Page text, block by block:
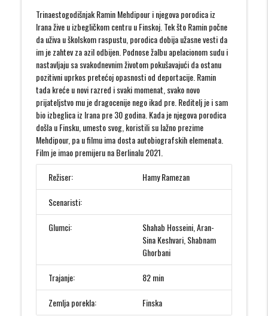
Trinaestogodišnjak Ramin Mehdipour i njegova porodica iz
Irana žive u izbegličkom centru u Finskoj. Tek što Ramin počne
da uživa u školskom raspustu, porodica dobija užasne vesti da
im je zahtev za azil odbijen. Podnose žalbu apelacionom sudu i
nastavljaju sa svakodnevnim životom pokušavajući da ostanu
pozitivni uprkos pretećoj opasnosti od deportacije. Ramin
tada kreće u novi razred i svaki momenat, svako novo
prijateljstvo mu je dragocenije nego ikad pre. Reditelj je i sam
bio izbeglica iz Irana pre 30 godina. Kada je njegova porodica
došla u Finsku, umesto svog, koristili su lažno prezime
Mehdipour, pa u filmu ima dosta autobiografskih elemenata.
Film je imao premijeru na Berlinalu 2021.
Režiser:
Hamy Ramezan
Scenaristi:
Glumci:
Shahab Hosseini, Aran-
Sina Keshvari, Shabnam
Ghorbani
Trajanje:
82 min
Zemlja porekla:
Finska